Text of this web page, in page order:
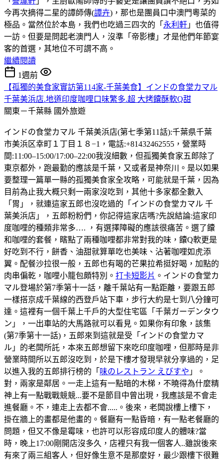
今再次摘得二星的譚師傳(譚卉)，那也是團員口中澳門粵菜的
極品。當然位於本島，我們也吃過三四次的「 永利軒 」也值得
一訪。但要是問起老澳門人，沒準「帝影樓」才是他們年節宴
客的首選，其地位不可謂不高。
繼續閱讀
1週前
【孤獨的美食家實訪第114家-千葉美食】インドの食堂カマル
千葉美浜店.地道印度咖哩口味繁多.超 大烤饢酥軟Q甜
關東－千葉縣 國外旅遊
インドの食堂カマル 千葉美浜店(第七季第11話):千葉県千葉
市美浜区幸町１丁目１８−1，電話:+81432462555，營業時
間:11:00–15:00/17:00–22:00我沒細數，但孤獨美食家五郎除了
東京都外，跑最勤的應該是千葉，又或者是神奈川。是以如果
要整理一篇單一縣的孤獨美食家全攻略，可能就是千葉，因為
目前為止我大概只剩一兩家沒吃到，其他十多家都全數入
「胃」，就連這家五郎也沒吃過的「インドの食堂カマル 千
葉美浜店」，五郎粉粉們，你記得這家店嗎?先說結論:這家印
度咖哩的種類非常多…. ，有選擇障礙的應該很痛苦。選了饢
和咖哩的套餐，瞎點了兩種咖哩都非常對我的味，饢Q軟更是
好吃到不行，餅香、油甜就算單吃也美味、沾著咖哩如虎添
翼。配餐沙拉很一般，五郎也有喝的芒果拉希挺好喝，加點的
肉串偏乾，咖哩小籠包頗特別。 打卡短影片 。インドの食堂カ
マル登場於第7季第十一話，離千葉站有一點距離，要跟五郎
一樣搭京成千葉線的西登戶站下車，步行大約是七到八分鐘可
達。這裡有一個千葉上千戶的大型住宅區「千葉ガーデンタウ
ン」，一出車站的大馬路就可以看見。如果你有印象，該集
(第7季第十一話)，五郎來到這就是受「インドの食堂カマ
ル」的老闆所託，本來五郎想留下來吃印度咖哩，但那時是非
營業時間所以五郎沒吃到，於是下樓才發現早就分享過的，足
以進入我的五郎排行榜的「 味のレストラン えびすや 」。
對，兩家是鄰居。一走上這有一點暗的木梯，不曉得為什麼精
神上有一點戰戰競競...要不是節目中曾出現，我應該是不會走
進餐廳。不，連走上去都不會.....。後來，老闆說樓上樓下，
掛在牆上的畫都是他畫的。餐廳有一點昏暗，有一點老餐廳的
問題，但又不像是霉味，也許可以形容成印度人的體味?當
時，晚上17:00剛開店沒多久，店裡只有我一個客人..雖說後來
有來了兩三組客人，但好像生意不是那麼好，最少跟樓下很難